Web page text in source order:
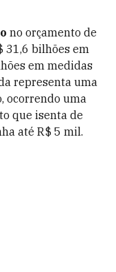
no orçamento de
31,6 bilhões em
em medidas
representa uma
ocorrendo uma
que isenta de
até R$ 5 mil.